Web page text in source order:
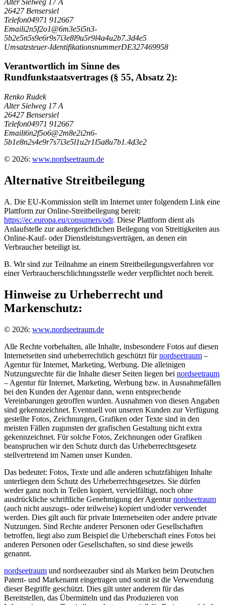
26427 Bensersiel
Telefon04971 912667
Emaili2n5f2o1@6m3e5i5n3-
5b2e5n5s9e6r9s7i3e8l9u5r9l4a4u2b7.3d4e5
Umsatzsteuer-IdentifikationsnummerDE327469958
Verantwortlich im Sinne des
Rundfunkstaatsvertrages (§ 55, Absatz 2):
Renko Rudek
Alter Sielweg 17 A
26427 Bensersiel
Telefon04971 912667
Emaili6n2f5o6@2m8e2i2n6-
5b1e8n2s4e9r7s7i3e5l1u2r1l5a8u7b1.4d3e2
© 2026: www.nordseetraum.de
Alternative Streitbeilegung
A. Die EU-Kommission stellt im Internet unter folgendem Link eine
Plattform zur Online-Streitbeilegung bereit:
https://ec.europa.eu/consumers/odr. Diese Plattform dient als
Anlaufstelle zur außergerichtlichen Beilegung von Streitigkeiten aus
Online-Kauf- oder Dienstleistungsverträgen, an denen ein
Verbraucher beteiligt ist.
B. Wir sind zur Teilnahme an einem Streitbeilegungsverfahren vor
einer Verbraucherschlichtungsstelle weder verpflichtet noch bereit.
Hinweise zu Urheberrecht und
Markenschutz:
© 2026: www.nordseetraum.de
Alle Rechte vorbehalten, alle Inhalte, insbesondere Fotos auf diesen
Internetseiten sind urheberrechtlich geschützt fürnordseetraum –
Agentur für Internet, Marketing, Werbung. Die alleinigen
Nutzungsrechte für die Inhalte dieser Seiten liegen bei nordseetraum
– Agentur für Internet, Marketing, Werbung bzw. in Ausnahmefällen
bei den Kunden der Agentur dann, wenn entsprechende
Vereinbarungen getroffen wurden. Ausnahmen von diesen Angaben
sind gekennzeichnet. Eventuell von unseren Kunden zur Verfügung
gestellte Fotos, Zeichnungen, Grafiken oder Texte sind in den
meisten Fällen zugunsten der grafischen Gestaltung nicht extra
gekennzeichnet. Für solche Fotos, Zeichnungen oder Grafiken
beanspruchen wir den Schutz durch das Urheberrechtsgesetz
stellvertretend im Namen unser Kunden.
Das bedeutet: Fotos, Texte und alle anderen schutzfähigen Inhalte
unterliegen dem Schutz des Urheberrechtsgesetzes. Sie dürfen
weder ganz noch in Teilen kopiert, vervielfältigt, noch ohne
ausdrückliche schriftliche Genehmigung der Agenturnordseetraum
(auch nicht auszugs- oder teilweise) kopiert und/oder verwendet
werden. Dies gilt auch für private Internetseiten oder andere private
Nutzungen. Sind Rechte anderer Personen oder Gesellschaften
betroffen, liegt also zum Beispiel die Urheberschaft eines Fotos bei
anderen Personen oder Gesellschaften, so sind diese jeweils
genannt.
nordseetraum und nordseezauber sind als Marken beim Deutschen
Patent- und Markenamt eingetragen und somit ist die Verwendung
dieser Begriffe geschützt. Dies gilt unter anderem für das
Bereitstellen, das Übermitteln und das Produzieren von